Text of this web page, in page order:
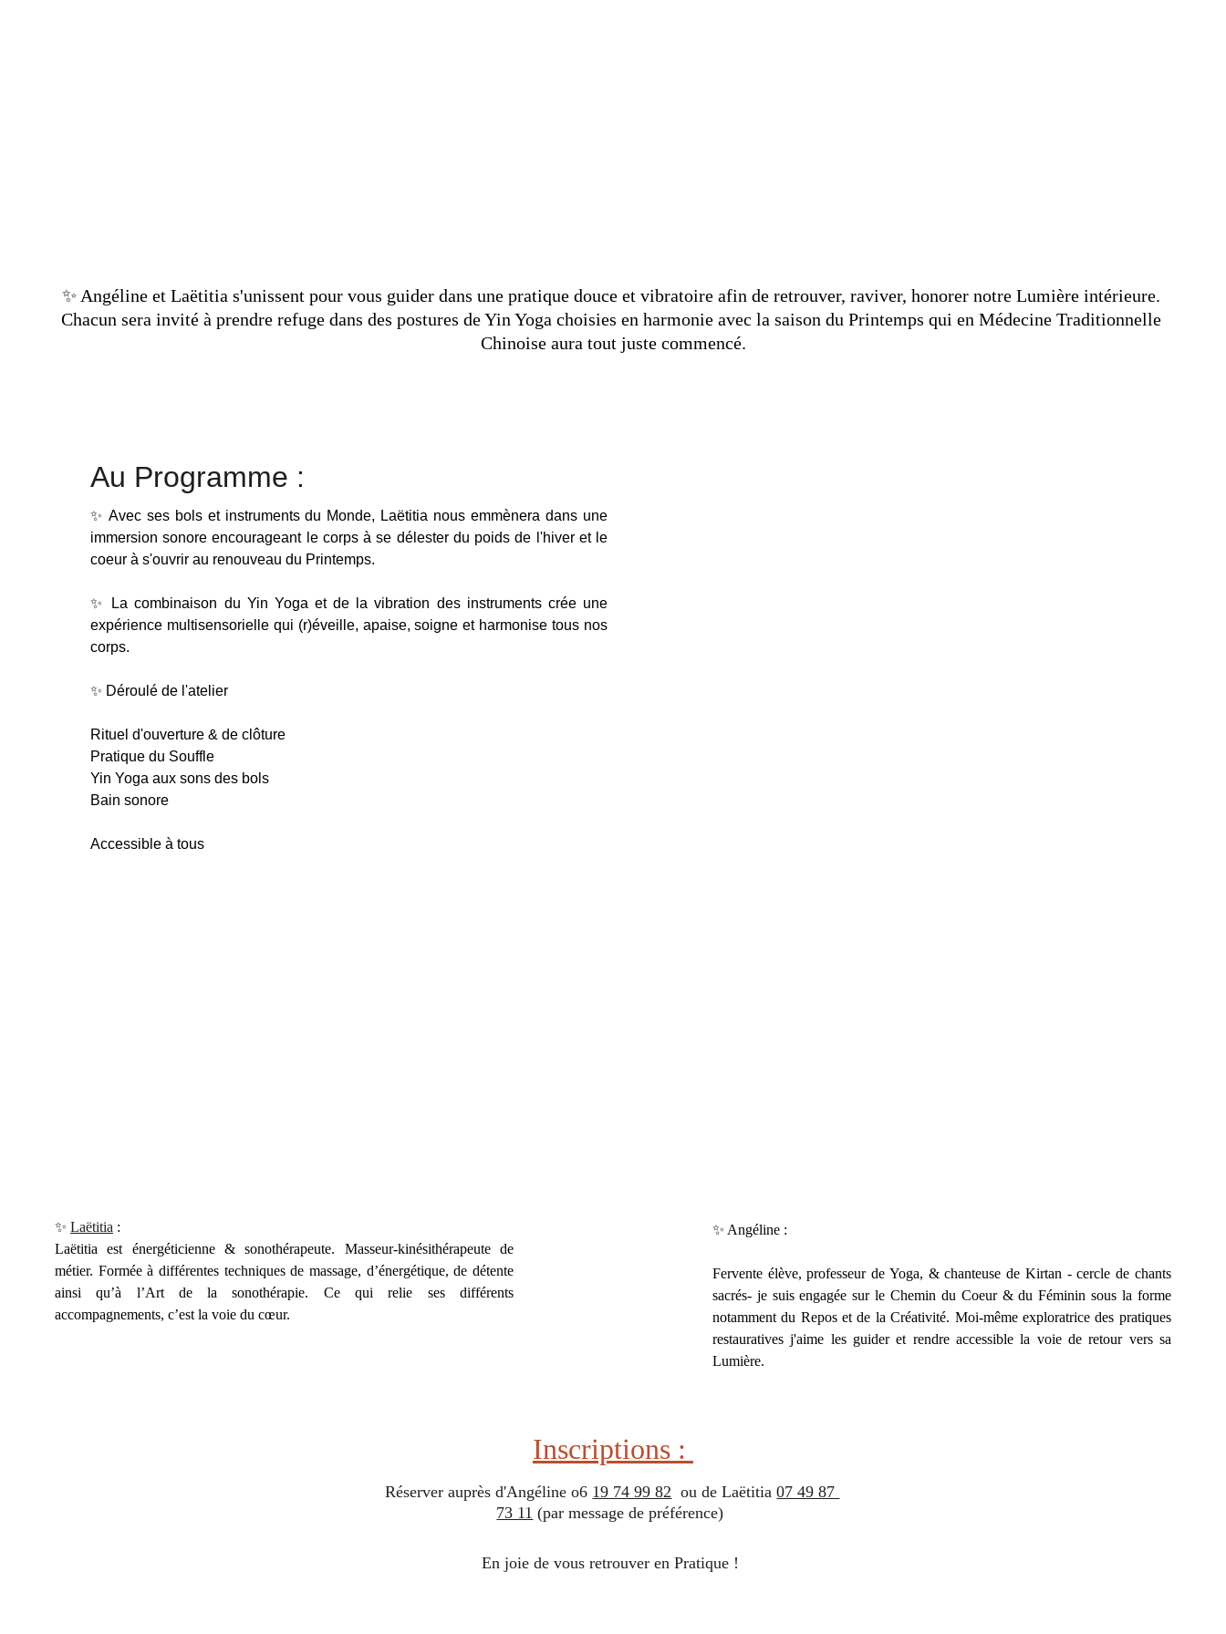
✨️ Angéline et Laëtitia s'unissent pour vous guider dans une pratique douce et vibratoire afin de retrouver, raviver, honorer notre Lumière intérieure.
Chacun sera invité à prendre refuge dans des postures de Yin Yoga choisies en harmonie avec la saison du Printemps qui en Médecine Traditionnelle
Chinoise aura tout juste commencé.
Au Programme :
✨️ Avec ses bols et instruments du Monde, Laëtitia nous emmènera dans une
immersion sonore encourageant le corps à se délester du poids de l'hiver et le
coeur à s'ouvrir au renouveau du Printemps.
✨️ La combinaison du Yin Yoga et de la vibration des instruments crée une
expérience multisensorielle qui (r)éveille, apaise, soigne et harmonise tous nos
corps.
✨️ Déroulé de l'atelier
Rituel d'ouverture & de clôture
Pratique du Souffle
Yin Yoga aux sons des bols
Bain sonore
Accessible à tous
✨️ Laëtitia :
Laëtitia est énergéticienne & sonothérapeute. Masseur-kinésithérapeute de
métier. Formée à différentes techniques de massage, d’énergétique, de détente
ainsi qu’à l’Art de la sonothérapie. Ce qui relie ses différents
accompagnements, c’est la voie du cœur.
✨️ Angéline :
Fervente élève, professeur de Yoga, & chanteuse de Kirtan - cercle de chants
sacrés- je suis engagée sur le Chemin du Coeur & du Féminin sous la forme
notamment du Repos et de la Créativité. Moi-même exploratrice des pratiques
restauratives j'aime les guider et rendre accessible la voie de retour vers sa
Lumière.
Inscriptions :
Réserver auprès d'Angéline o6 19 74 99 82 ou de Laëtitia 07 49 87
73 11 (par message de préférence)
En joie de vous retrouver en Pratique !